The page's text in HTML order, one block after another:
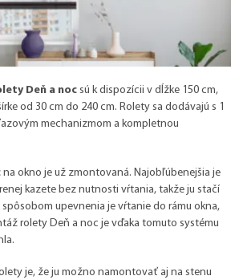
Deň a noc sú k dispozícii v dĺžke 150 cm,
od 30 cm do 240 cm. Rolety sa dodávajú s 1
mechanizmom a kompletnou
na okno je už zmontovaná. Najobľúbenejšia je
kazete bez nutnosti vŕtania, takže ju stačí
upevnenia je vŕtanie do rámu okna,
rolety Deň a noc je vďaka tomuto systému
je, že ju možno namontovať aj na stenu